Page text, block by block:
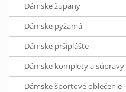
Dámske župany
Dámske pyžamá
Dámske pršiplášte
Dámske komplety a súpravy
Dámske športové oblečenie